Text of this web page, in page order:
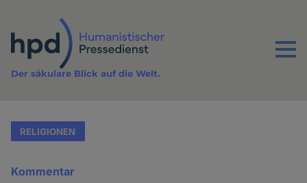
Inhalt
Menu
Der säkulare Blick auf die Welt.
RELIGIONEN
Kommentar